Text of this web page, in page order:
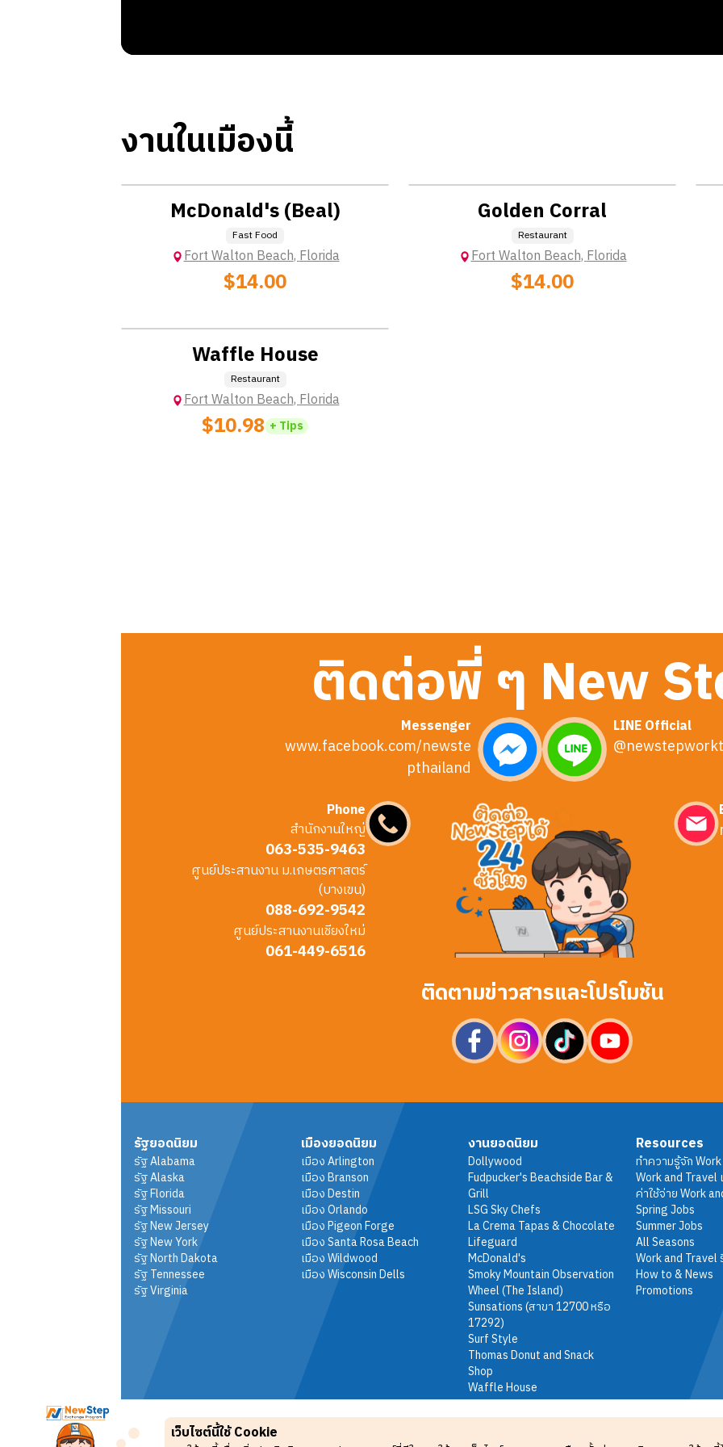
งานในเมืองนี้
McDonald's (Beal)
Fast Food
Fort Walton Beach,Florida
$14.00
Golden Corral
Restaurant
Fort Walton Beach,Florida
$14.00
Waffle House
Restaurant
Fort Walton Beach,Florida
$10.98 + Tips
เว็บไซต์นี้ใช้ Cookie
ติดต่อพี่ ๆ New
Messenger
www.facebook.com/newste
pthailand
LINE Official
Phone
สำนักงานใหญ่
063-535-9463
ศูนย์ประสานงาน ม.เกษตรศาสตร์
(บางเขน)
088-692-9542
ศูนย์ประสานงานเชียงใหม่
061-449-6516
ติดตามข่าวสารและโปรโมชัน
รัฐยอดนิยม
รัฐAlabama
รัฐAlaska
รัฐFlorida
รัฐMissouri
รัฐNew Jersey
รัฐNew York
รัฐNorth Dakota
รัฐTennessee
รัฐVirginia
เมืองยอดนิยม
เมืองArlington
เมืองBranson
เมืองDestin
เมืองOrlando
เมืองPigeon Forge
เมืองSanta Rosa Beach
เมืองWildwood
เมืองWisconsin Dells
งานยอดนิยม
Dollywood
Fudpucker's Beachside Bar &
Grill
LSG Sky Chefs
La Crema Tapas & Chocolate
Lifeguard
McDonald's
Smoky Mountain Observation
Wheel (The Island)
Sunsations (สาขา 12700 หรือ
17292)
Surf Style
Thomas Donut and Snack
Shop
Waffle House
Resources
ทำความรู้จัก
Work and Travel
ค่าใช้จ่าย Work
Spring Jobs
Summer Jobs
All Seasons
Work and Travel
How to & News
Promotions